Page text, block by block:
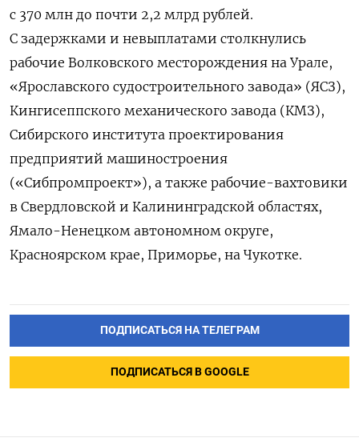
с 370 млн до почти 2,2 млрд рублей.
С задержками и невыплатами столкнулись
рабочие Волковского месторождения на Урале,
«Ярославского судостроительного завода» (ЯСЗ),
Кингисеппского механического завода (КМЗ),
Сибирского института проектирования
предприятий машиностроения
(«Сибпромпроект»), а также рабочие-вахтовики
в Свердловской и Калининградской областях,
Ямало-Ненецком автономном округе,
Красноярском крае, Приморье, на Чукотке.
ПОДПИСАТЬСЯ НА ТЕЛЕГРАМ
ПОДПИСАТЬСЯ В GOOGLE